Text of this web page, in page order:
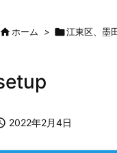
ホーム > 江東区、墨
2022年2月4日